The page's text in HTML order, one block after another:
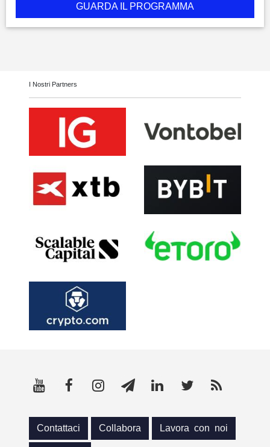
GUARDA IL PROGRAMMA
I Nostri Partners
Contattaci Collabora Lavora con noi